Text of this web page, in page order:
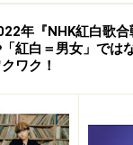
dism「Pretender
年『NHK紅白歌
紅白＝男女」では
ワク！